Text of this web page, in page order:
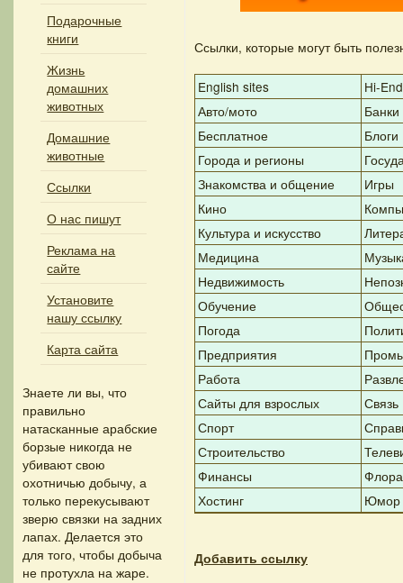
Подарочные
книги
Жизнь
домашних
животных
Домашние
животные
Ссылки
О нас пишут
Реклама на
сайте
Установите
нашу ссылку
Карта сайта
Знаете ли вы, что
правильно
натасканные арабские
борзые никогда не
убивают свою
охотничью добычу, а
только перекусывают
зверю связки на задних
лапах. Делается это
для того, чтобы добыча
не протухла на жаре.
Ссылки, которые могут быть
English sites
Hi-End
Авто/мото
Банки
Бесплатное
Блоги
Города и регионы
Знакомства и общение
Игры
Кино
Культура и искусство
Медицина
Недвижимость
Обучение
Погода
Предприятия
Работа
Сайты для взрослых
Связь
Спорт
Строительство
Финансы
Хостинг
Юмор
Добавить ссылку